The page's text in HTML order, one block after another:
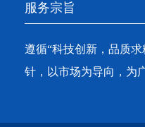
服务宗旨
遵循“科技创新，品质
针，以市场为导向，为